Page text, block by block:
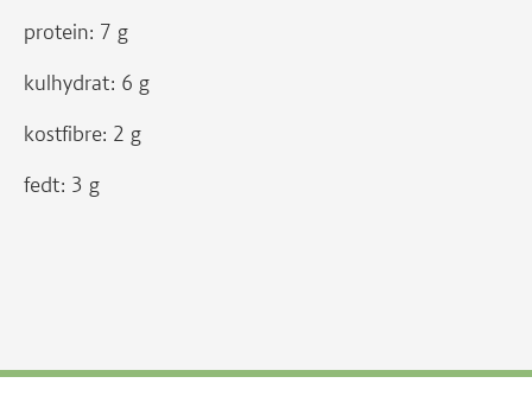
protein: 7 g
kulhydrat: 6 g
kostfibre: 2 g
fedt: 3 g